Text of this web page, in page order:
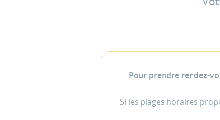
Pour prendre rendez-
Si les plages horaires